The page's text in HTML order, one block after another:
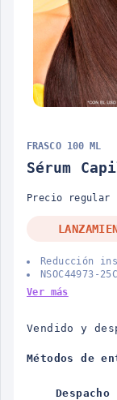
FRASCO 100 ML
Sérum
Precio regular
Reducción
NSOC44973-
Ver más
Vendido y
Métodos de